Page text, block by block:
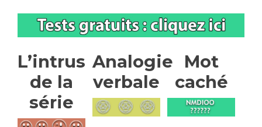
L’intrus
de la
série
Analogie
verbale
Mot
caché